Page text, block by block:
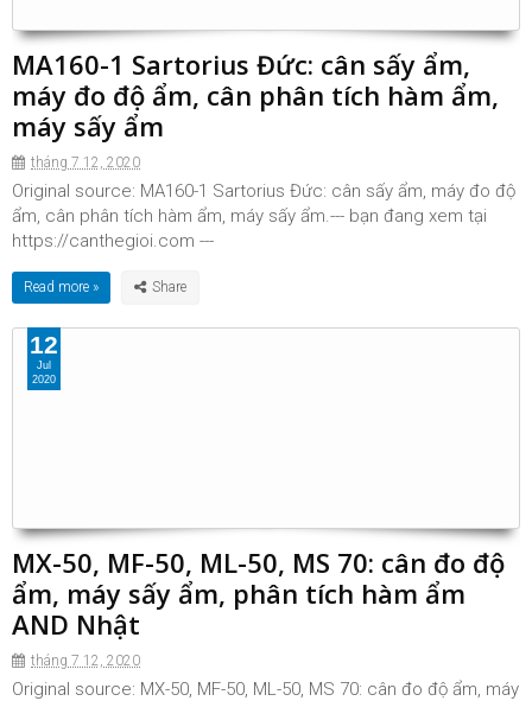
MA160-1 Sartorius Đức: cân sấy ẩm,
máy đo độ ẩm, cân phân tích hàm ẩm,
máy sấy ẩm
tháng 7 12, 2020
Original source: MA160-1 Sartorius Đức: cân sấy ẩm, máy đo độ
ẩm, cân phân tích hàm ẩm, máy sấy ẩm.--- bạn đang xem tại
https://canthegioi.com ---
Read more »
MX-50, MF-50, ML-50, MS 70: cân đo độ
ẩm, máy sấy ẩm, phân tích hàm ẩm
AND Nhật
tháng 7 12, 2020
Original source: MX-50, MF-50, ML-50, MS 70: cân đo độ ẩm, máy
12
Jul
2020